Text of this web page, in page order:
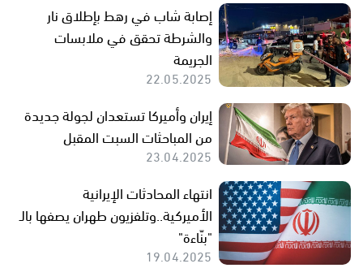
إصابة شاب في رهط بإطلاق نار
والشرطة تحقق في ملابسات
الجريمة
22.05.2025
إيران وأميركا تستعدان لجولة جديدة
من المباحثات السبت المقبل
23.04.2025
انتهاء المحادثات الإيرانية
الأميركية..وتلفزيون طهران يصفها بالـ
"بنّاءة"
19.04.2025